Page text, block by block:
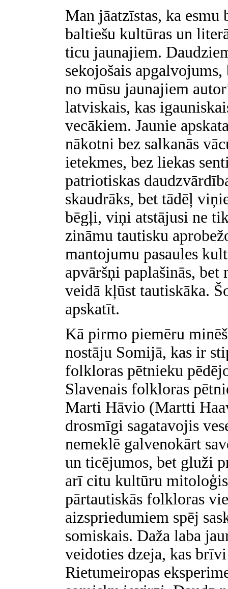
Man jāatzīstas, ka
baltiešu kultūras un
ticu jaunajiem.
sekojošais
no mūsu jaunajiem
latviskais, kas
vecākiem. Jaunie
nākotni bez salkanās
ietekmes, bez liekas
patriotiskas
skaudrāks, bet tādēļ
bēgļi, viņi atstājusi ne
zināmu tautisku
mantojumu pasaules
apvāršņi paplašinās, bet
veidā kļūst tautiskāka.
apskatīt.
Kā pirmo piemēru
nostāju Somijā, kas ir
folkloras pētnieku
Slavenais folkloras
Marti Hāvio (Martti
drosmīgi sagatavojis
nemeklē galvenokārt
un ticējumos, bet gluži
arī citu kultūru
pārtautiskās folkloras
aizspriedumiem spēj
somiskais. Daža laba
veidoties dzeja, kas
Rietumeiropas